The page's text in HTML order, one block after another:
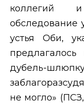
коллегий
обследование
устья Оби,
дубель-
не могло» (ПСЗ,